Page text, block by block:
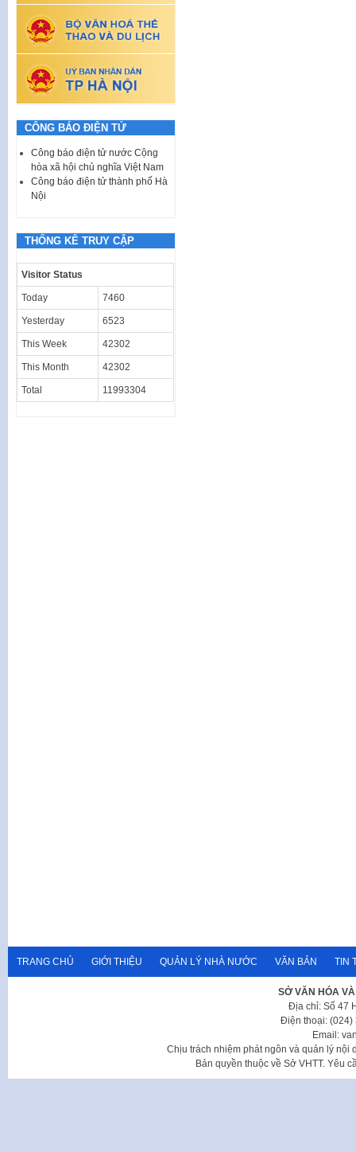
CÔNG BÁO ĐIỆN TỬ
Công báo điện tử nước Cộng
hòa xã hội chủ nghĩa Việt Nam
Công báo điện tử thành phố Hà
Nội
THỐNG KÊ TRUY CẬP
Visitor Status
Today 7460
Yesterday 6523
This Week 42302
This Month 42302
Total 11993304
TRANG CHỦ GIỚI THIỆU QUẢN LÝ NHÀ NƯỚC VĂN BẢN TIN
SỞ VĂN HÓA
Địa chỉ: Số 47
Điện thoại: (024)
Email:
Chịu trách nhiệm phát ngôn và quản lý nội
Bản quyền thuộc về Sở VHTT. Yêu